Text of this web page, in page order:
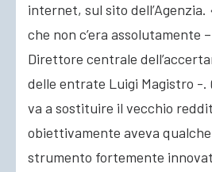
internet, sul sito dell’Agenzia.
che non c’era assolutamente
Direttore centrale
delle entrate Luigi Magistro -.
va a sostituire il vecchio
obiettivamente aveva
strumento fortemente